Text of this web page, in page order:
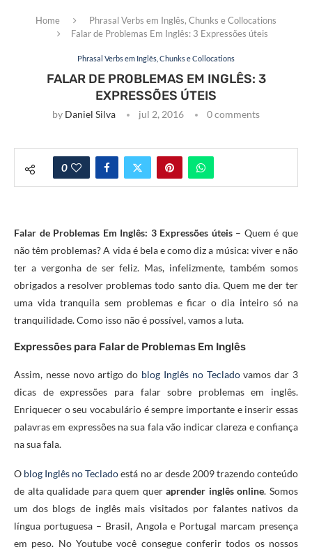
Home
Phrasal Verbs em Inglês, Chunks e Collocations
Falar de Problemas Em Inglês: 3 Expressões úteis
Phrasal Verbs em Inglês, Chunks e Collocations
FALAR DE PROBLEMAS EM INGLÊS: 3
EXPRESSÕES ÚTEIS
by Daniel Silva jul 2, 2016 0 comments
0
Falar de Problemas Em Inglês: 3 Expressões úteis– Quem é que
não têm problemas? A vida é bela e como diz a música: viver e não
ter a vergonha de ser feliz. Mas, infelizmente, também somos
obrigados a resolver problemas todo santo dia. Quem me der ter
uma vida tranquila sem problemas e ficar o dia inteiro só na
tranquilidade. Como isso não é possível, vamos a luta.
Expressões para Falar de Problemas Em Inglês
Assim, nesse novo artigo do blog Inglês no Tecladovamos dar 3
dicas de expressões para falar sobre problemas em inglês.
Enriquecer o seu vocabulário é sempre importante e inserir essas
palavras em expressões na sua fala vão indicar clareza e confiança
na sua fala.
O blog Inglês no Tecladoestá no ar desde 2009 trazendo conteúdo
de alta qualidade para quem queraprender inglês online. Somos
um dos blogs de inglês mais visitados por falantes nativos da
língua portuguesa – Brasil, Angola e Portugal marcam presença
em peso. No Youtube você consegue conferir todos os nossos